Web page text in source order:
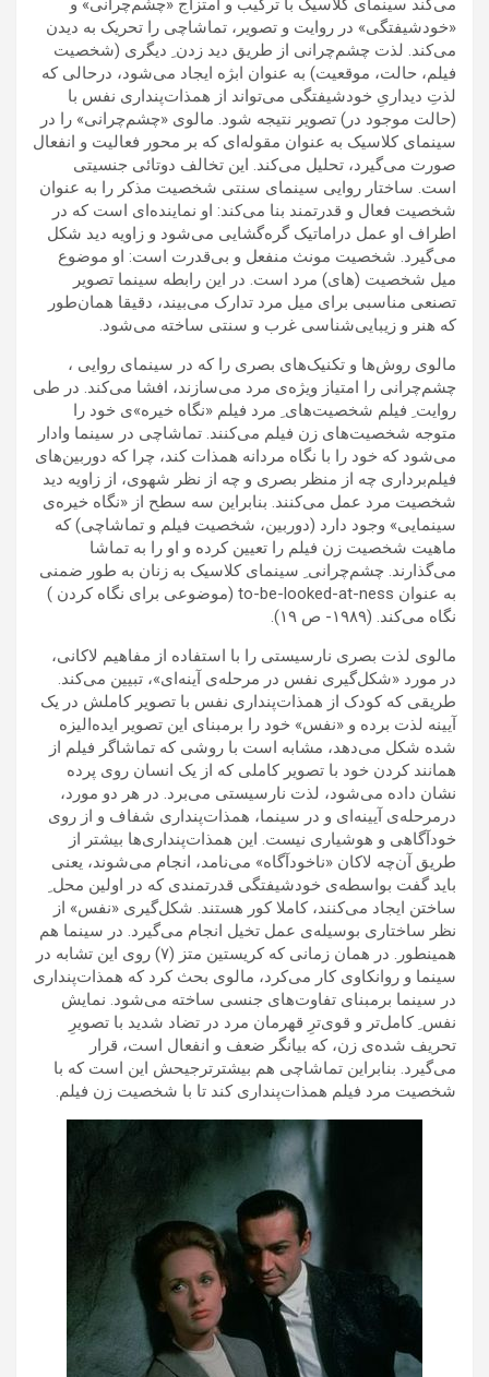
می‌کند سینمای کلاسیک با ترکیب و امتزاج «چشم‌چرانی» و
«خودشیفتگی» در روایت و تصویر، تماشاچی را تحریک به دیدن
می‌کند. لذت چشم‌چرانی از طریق دید زدن ِ دیگری (شخصیت
فیلم، حالت، موقعیت) به عنوان ابژه ایجاد می‌شود، درحالی که
لذتِ دیداریِ خودشیفتگی می‌تواند از همذات‌پنداری نفس با
(حالت موجود در) تصویر نتیجه شود. مالوی «چشم‌چرانی» را در
سینمای کلاسیک به عنوان مقوله‌ای که بر محور فعالیت و انفعال
صورت می‌گیرد، تحلیل می‌کند. این تخالف دوتائی جنسیتی
است. ساختار روایی سینمای سنتی شخصیت مذکر را به عنوان
شخصیت فعال و قدرتمند بنا می‌کند: او نماینده‌ای است که در
اطراف او عمل دراماتیک گره‌گشایی می‌شود و زاویه دید شکل
می‌گیرد. شخصیت مونث منفعل و بی‌قدرت است: او موضوع
میل شخصیت‌‌ (های) مرد است. در این رابطه سینما تصویر
تصنعی مناسبی برای میل مرد تدارک می‌بیند، دقیقا همان‌طور
که هنر و زیبایی‌شناسی غرب و سنتی ساخته می‌شود.
مالوی روش‌ها و تکنیک‌های بصری‌ را که در سینمای روایی ،
چشم‌چرانی را امتیاز ویژه‌ی مرد می‌سازند، افشا می‌کند. در طی
روایت ِ فیلم شخصیت‌های ِ مرد فیلم «نگاه خیره»‌ی خود را
متوجه شخصیت‌های زن فیلم می‌کنند. تماشاچی در سینما وادار
می‌شود که خود را با نگاه مردانه همذات کند، چرا که دوربین‌های
فیلم‌برداری چه از منظر بصری و چه از نظر شهوی، از زاویه دید
شخصیت مرد عمل می‌کنند. بنابراین سه سطح از «نگاه خیره‌ی
سینمایی» وجود دارد (دوربین، شخصیت فیلم و تماشاچی) که
ماهیت شخصیت زن فیلم را تعیین کرده و او را به تماشا
می‌گذارند. چشم‌چرانی‌ ِ سینمای کلاسیک به زنان به طور ضمنی
به عنوان to-be-looked-at-ness (موضوعی برای نگاه کردن )
نگاه می‌کند. (۱۹۸۹- ص ۱۹).
مالوی لذت بصری نارسیستی را با استفاده از مفاهیم لاکانی،
در مورد «شکل‌گیری نفس در مرحله‌ی آینه‌ای»، تبیین می‌کند.
طریقی که کودک از همذات‌پنداری نفس با تصویر کاملش در یک
آیینه لذت برده و «نفس» خود را برمبنای این تصویر ایده‌الیزه
شده شکل می‌دهد، مشابه است با روشی که تماشاگر فیلم از
همانند کردن خود با تصویر کاملی که از یک انسان روی پرده
نشان داده می‌شود، لذت نارسیستی می‌برد. در هر دو مورد،
درمرحله‌ی آیینه‌ای و در سینما، همذات‌پنداری شفاف و از روی
خودآگاهی و هوشیاری نیست. این همذات‌پنداری‌ها بیشتر از
طریق آن‌چه لاکان «ناخودآگاه» می‌نامد، انجام می‌شوند، یعنی
باید گفت بواسطه‌ی خودشیفتگی قدرتمندی که در اولین محل ِ
ساختن ایجاد می‌کنند، کاملا کور هستند. شکل‌گیری «نفس» از
نظر ساختاری بوسیله‌ی عمل تخیل انجام می‌گیرد. در سینما هم
همینطور. در همان زمانی که کریستین متز (۷) روی این تشابه در
سینما و روانکاوی کار می‌کرد، مالوی بحث کرد که همذات‌پنداری
در سینما برمبنای تفاوت‌های جنسی ساخته می‌شود. نمایش
نفس ِ کامل‌تر و قوی‌ترِ قهرمان مرد در تضاد شدید با تصویرِ
تحریف شده‌ی زن، که بیانگر ضعف و انفعال است، قرار
می‌گیرد. بنابراین تماشاچی هم بیشترترجیحش این است که با
شخصیت مرد فیلم همذات‌پنداری کند تا با شخصیت زن فیلم.